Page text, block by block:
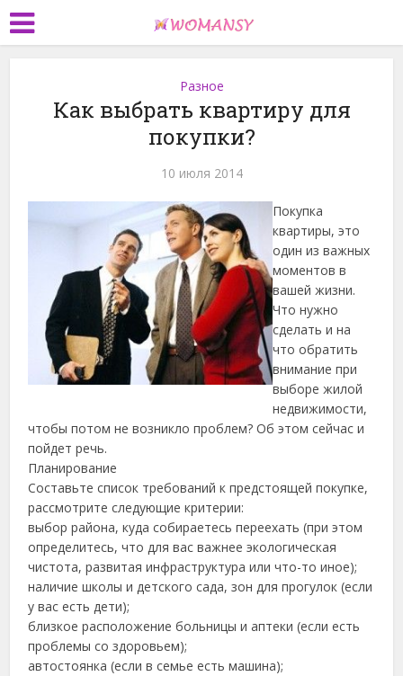
Разное
Как выбрать квартиру для
покупки?
10 июля 2014
Покупка
квартиры, это
один из важных
моментов в
вашей жизни.
Что нужно
сделать и на
что обратить
внимание при
выборе жилой
недвижимости,
чтобы потом не возникло проблем? Об этом сейчас и
пойдет речь.
Планирование
Составьте список требований к предстоящей покупке,
рассмотрите следующие критерии:
выбор района, куда собираетесь переехать (при этом
определитесь, что для вас важнее экологическая
чистота, развитая инфраструктура или что-то иное);
наличие школы и детского сада, зон для прогулок (если
у вас есть дети);
близкое расположение больницы и аптеки (если есть
проблемы со здоровьем);
автостоянка (если в семье есть машина);